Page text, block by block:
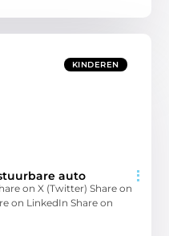
KINDEREN
auto
on X (Twitter) Share on
on LinkedIn Share on